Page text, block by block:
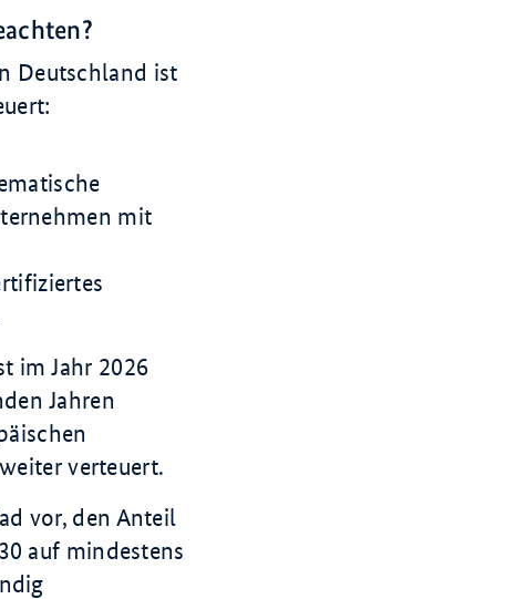
Deutschland ist
mit
im Jahr 2026
Jahren
verteuert.
vor, den Anteil
auf mindestens